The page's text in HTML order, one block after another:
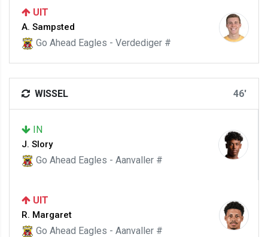
UIT
A. Sampsted
Go Ahead Eagles - Verdediger #
WISSEL 46'
IN
J. Slory
Go Ahead Eagles - Aanvaller #
UIT
R. Margaret
Go Ahead Eagles - Aanvaller #